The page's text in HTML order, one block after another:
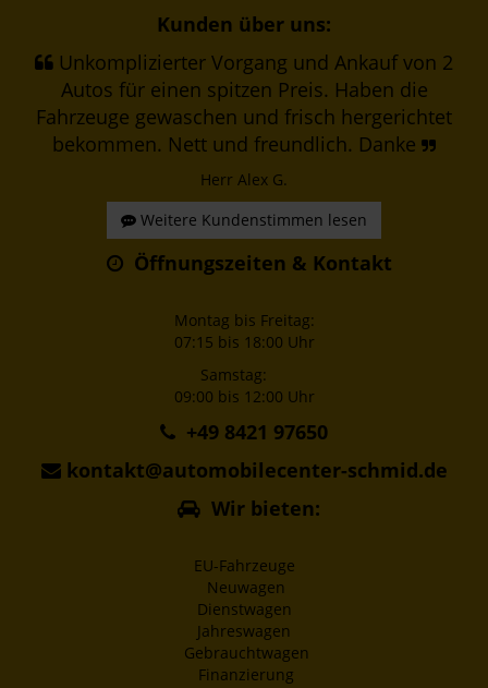
Kunden über uns:
Unkomplizierter Vorgang und Ankauf von 2
Autos für einen spitzen Preis. Haben die
Fahrzeuge gewaschen und frisch hergerichtet
bekommen. Nett und freundlich. Danke
Herr Alex G.
Weitere Kundenstimmen lesen
Öffnungszeiten & Kontakt
Montag bis Freitag:
07:15 bis 18:00 Uhr
Samstag:
09:00 bis 12:00 Uhr
+49 8421 97650
kontakt@automobilecenter-schmid.de
Wir bieten:
EU-Fahrzeuge
Neuwagen
Dienstwagen
Jahreswagen
Gebrauchtwagen
Finanzierung